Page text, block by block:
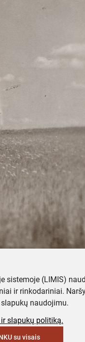
sistemoje (LIMIS)
ir rinkodariniai.
naudojimu.
slapukų politiką.
su visais